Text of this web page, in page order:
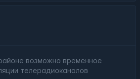
возможно временное
телерадиоканалов